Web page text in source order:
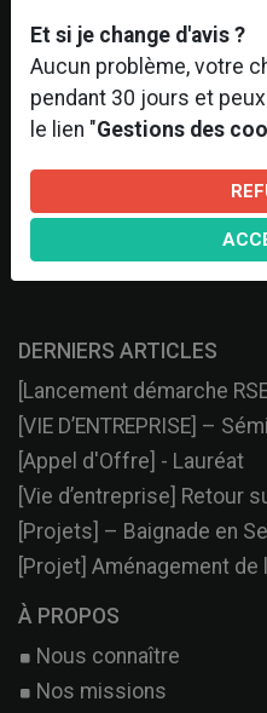
DERNIERS ARTICLES
[Lancement démarche
[VIE D’ENTREPRISE] –
[Appel d'Offre] - Lauréat
[Vie d’entreprise] Retour
[Projets] – Baignade en
[Projet] Aménagement de
À PROPOS
Nous connaître
Nos missions
Et si je change d'avis ?
Aucun problème, votre
pendant 30 jours et
le lien "Gestions des